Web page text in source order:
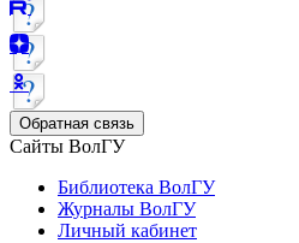
Обратная связь
Сайты ВолГУ
Библиотека ВолГУ
Журналы ВолГУ
Личный кабинет